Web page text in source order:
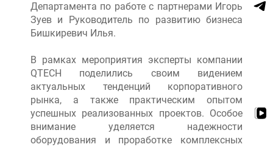
Департамента по работе с партнерами Игорь
Зуев и Руководитель по развитию бизнеса
Бишкиревич Илья.
В рамках мероприятия эксперты компании
QTECH поделились своим видением
актуальных тенденций корпоративного
рынка, а также практическим опытом
успешных реализованных проектов. Особое
внимание уделяется надежности
оборудования и проработке комплексных